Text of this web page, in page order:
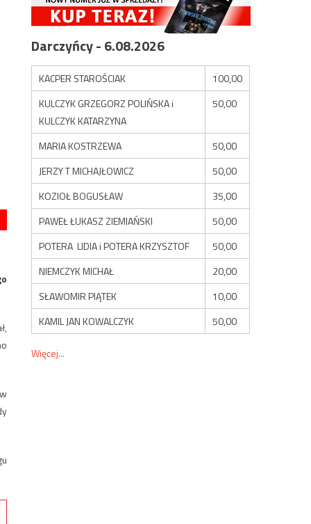
Darczyńcy - 6.08.2026
KACPER STAROŚCIAK
100,00
KULCZYK GRZEGORZ POLIŃSKA i
KULCZYK KATARZYNA
50,00
MARIA KOSTRZEWA
50,00
JERZY T MICHAJŁOWICZ
50,00
KOZIOŁ BOGUSŁAW
35,00
PAWEŁ ŁUKASZ ZIEMIAŃSKI
50,00
POTERA LIDIA i POTERA KRZYSZTOF
50,00
NIEMCZYK MICHAŁ
20,00
SŁAWOMIR PIĄTEK
10,00
KAMIL JAN KOWALCZYK
50,00
Więcej...